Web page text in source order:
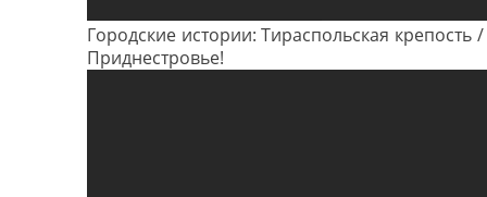
Городские истории: Тираспольская крепость
Приднестровье!